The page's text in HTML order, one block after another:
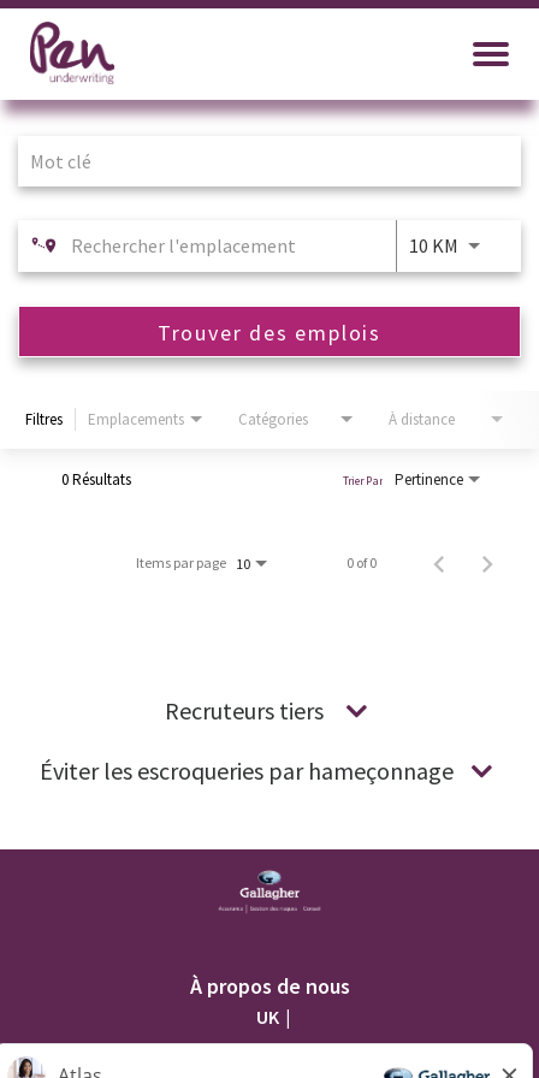
Job Search Page
10 KM
Trouver des emplois
Filtres Emplacements Catégories À distance
0 Résultats Pertinence
Trier Par
Items par page 10 0 of 0
Recruteurs tiers
Éviter les escroqueries par hameçonnage
À propos de nous
UK